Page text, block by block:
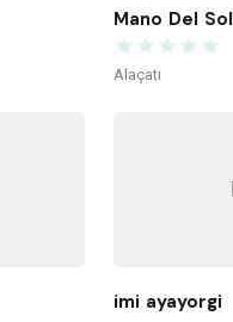
Mano Del Sol
Alaçatı
imi ayayorgi